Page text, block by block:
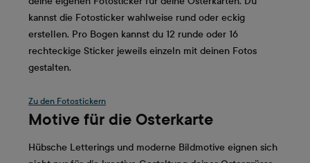
kannst die Fotosticker wahlweise rund oder eckig
erstellen. Pro Bogen kannst du 12 runde oder 16
rechteckige Sticker jeweils einzeln mit deinen Fotos
gestalten.
Zu den Fotostickern
Motive für die Osterkarte
Hübsche Letterings und moderne Bildmotive eignen sich